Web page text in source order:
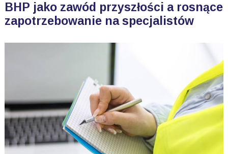
BHP jako zawód przyszłości a rosnące
zapotrzebowanie na specjalistów